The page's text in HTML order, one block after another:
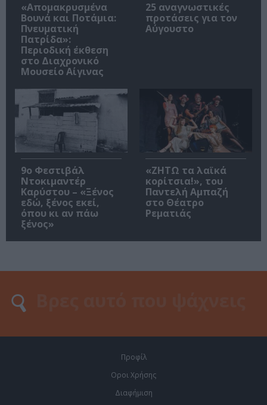
«Απομακρυσμένα
Βουνά και Ποτάμια:
Πνευματική
Πατρίδα»:
Περιοδική έκθεση
στο Διαχρονικό
Μουσείο Αίγινας
25 αναγνωστικές
προτάσεις για τον
Αύγουστο
9ο Φεστιβάλ
Ντοκιμαντέρ
Καρύστου – «Ξένος
εδώ, ξένος εκεί,
όπου κι αν πάω
ξένος»
«ΖΗΤΩ τα λαϊκά
κορίτσια!», του
Παντελή Αμπαζή
στο Θέατρο
Ρεματιάς
Προφίλ
Οροι Χρήσης
Διαφήμιση